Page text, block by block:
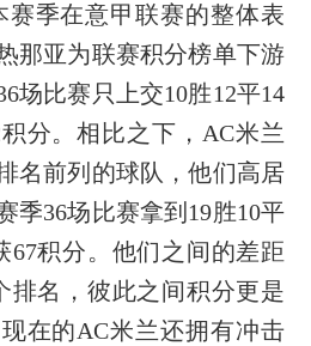
赛季在意甲联赛的整体表
那亚为联赛积分榜单下游
场比赛只上交10胜12平14
分。相比之下，AC米兰
名前列的球队，他们高居
季36场比赛拿到19胜10平
67积分。他们之间的差距
排名，彼此之间积分更是
在的AC米兰还拥有冲击